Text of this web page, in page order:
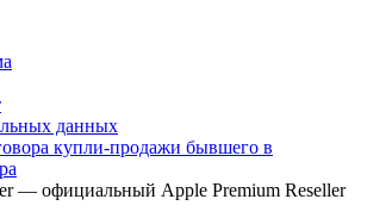
данных
купли-продажи бывшего в
— официальный Apple Premium Reseller